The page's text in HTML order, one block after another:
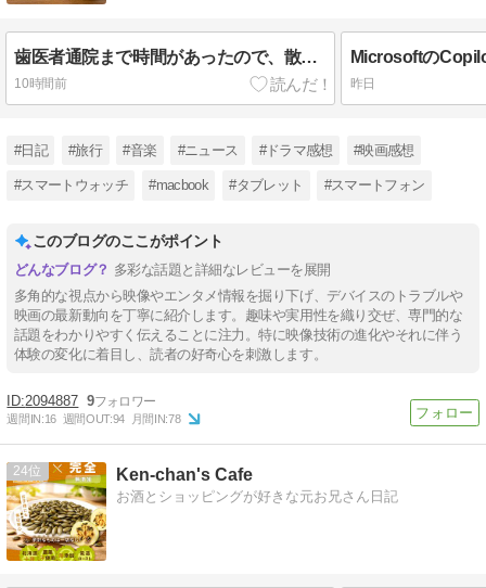
歯医者通院まで時間があったので、散髪屋で散髪してもらう
10時間前 昨日
#日記 #旅行 #音楽 #ニュース #ドラマ感想 #映画感想
#スマートウォッチ #macbook #タブレット #スマートフォン
このブログのここがポイント
多彩な話題と詳細なレビューを展開
多角的な視点から映像やエンタメ情報を掘り下げ、デバイスのトラブルや
映画の最新動向を丁寧に紹介します。趣味や実用性を織り交ぜ、専門的な
話題をわかりやすく伝えることに注力。特に映像技術の進化やそれに伴う
体験の変化に着目し、読者の好奇心を刺激します。
2094887 9
週間IN:16 週間OUT:94 月間IN:78
24 Ken-chan's Cafe
お酒とショッピングが好きな元お兄さん日記